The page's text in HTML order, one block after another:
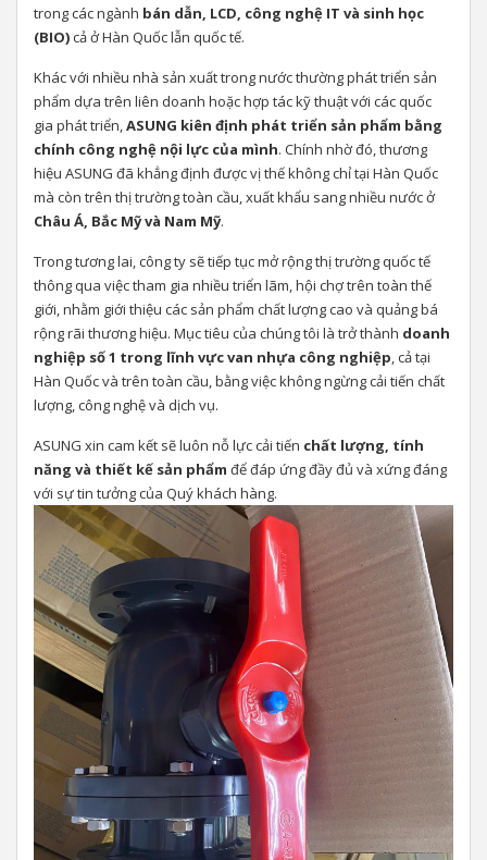
trong các ngành bán dẫn, LCD, công nghệ IT và sinh học
(BIO)cả ở Hàn Quốc lẫn quốc tế.
Khác với nhiều nhà sản xuất trong nước thường phát triển sản
phẩm dựa trên liên doanh hoặc hợp tác kỹ thuật với các quốc
gia phát triển,ASUNG kiên định phát triển sản phẩm bằng
chính công nghệ nội lực của mình. Chính nhờ đó, thương
hiệu ASUNG đã khẳng định được vị thế không chỉ tại Hàn Quốc
mà còn trên thị trường toàn cầu, xuất khẩu sang nhiều nước ở
Châu Á, Bắc Mỹ và Nam Mỹ.
Trong tương lai, công ty sẽ tiếp tục mở rộng thị trường quốc tế
thông qua việc tham gia nhiều triển lãm, hội chợ trên toàn thế
giới, nhằm giới thiệu các sản phẩm chất lượng cao và quảng bá
rộng rãi thương hiệu. Mục tiêu của chúng tôi là trở thành doanh
nghiệp số 1 trong lĩnh vực van nhựa công nghiệp, cả tại
Hàn Quốc và trên toàn cầu, bằng việc không ngừng cải tiến chất
lượng, công nghệ và dịch vụ.
ASUNG xin cam kết sẽ luôn nỗ lực cải tiến chất lượng, tính
năng và thiết kế sản phẩm để đáp ứng đầy đủ và xứng đáng
với sự tin tưởng của Quý khách hàng.